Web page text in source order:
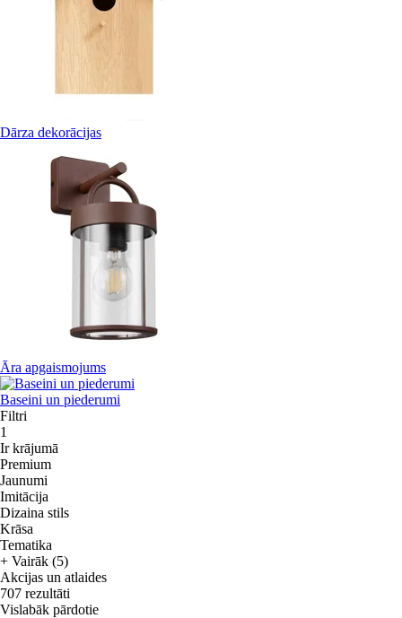
Dārza dekorācijas
Āra apgaismojums
Baseini un piederumi
Filtri
1
Ir krājumā
Premium
Jaunumi
Imitācija
Dizaina stils
Krāsa
Tematika
+ Vairāk (5)
Akcijas un atlaides
707 rezultāti
Vislabāk pārdotie